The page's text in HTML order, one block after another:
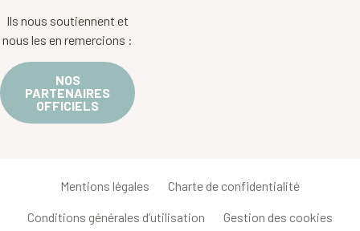
Ils nous soutiennent et
nous les en remercions :
NOS
PARTENAIRES
OFFICIELS
Mentions légales Charte de confidentialité
Conditions générales d’utilisation Gestion des cookies